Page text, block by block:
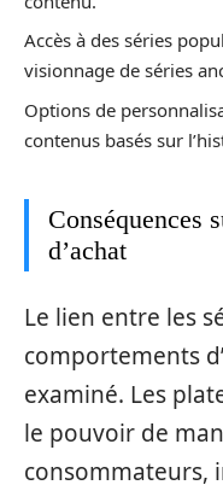
Accès à des séries
visionnage de séries
Options de
contenus basés sur
Conséquences
d’achat
Le lien entre les
comportements
examiné. Les
le pouvoir de
consommateurs,